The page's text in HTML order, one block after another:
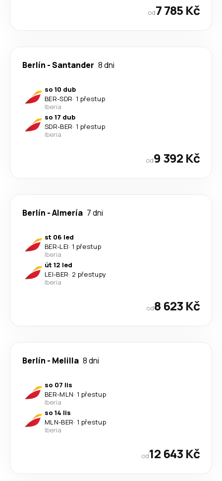
od7 785 Kč
Berlín -Santander 8 dni
so 10 dub
BER-SDR· 1 přestup
Iberia
so 17 dub
SDR-BER· 1 přestup
Iberia
od9 392 Kč
Berlín -Almería 7 dni
st 06 led
BER-LEI· 1 přestup
Iberia
út 12 led
LEI-BER· 2 přestupy
Iberia
od8 623 Kč
Berlín - Melilla 8 dni
so 07 lis
BER-MLN· 1 přestup
Iberia
so 14 lis
MLN-BER· 1 přestup
Iberia
od12 643 Kč